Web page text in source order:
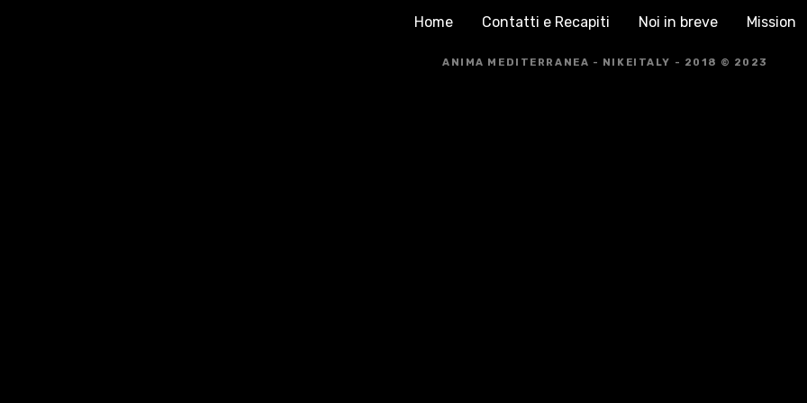
Home Contatti e Recapiti Noi in breve Mission
ANIMA MEDITERRANEA - NIKEITALY - 2018 © 2023